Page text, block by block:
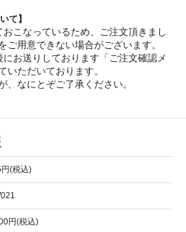
て】
こなっているため、ご注文頂きまし
ご用意できない場合がございます。
お送りしております「ご注文確認メ
いただいております。
、なにとぞご了承ください。
(税込)
円(税込)